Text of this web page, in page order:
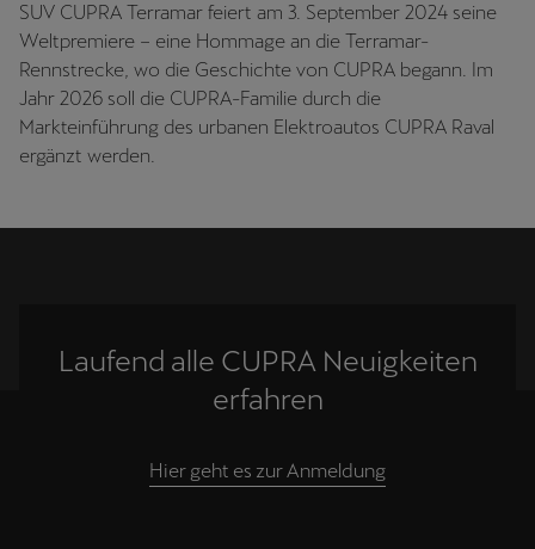
SUV CUPRA Terramar feiert am 3. September 2024 seine
Weltpremiere – eine Hommage an die Terramar-
Rennstrecke, wo die Geschichte von CUPRA begann. Im
Jahr 2026 soll die CUPRA-Familie durch die
Markteinführung des urbanen Elektroautos CUPRA Raval
ergänzt werden.
Laufend alle CUPRA Neuigkeiten
erfahren
Hier geht es zur Anmeldung